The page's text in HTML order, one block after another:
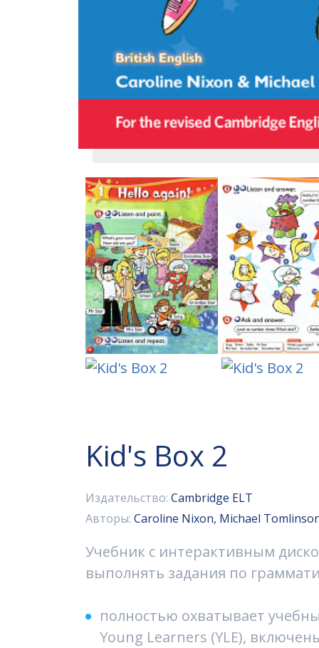
Kid's Box 2
Издательство: Cambridge ELT
Авторы: Caroline Nixon, Michael
Учебник с интерактивным
выполнять задания по
полностью охватывает
Young Learners (YLE),